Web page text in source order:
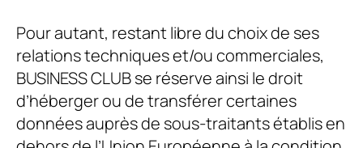
Pour autant, restant libre du choix de ses
relations techniques et/ou commerciales,
BUSINESS CLUBse réserve ainsi le droit
d’héberger ou de transférer certaines
données auprès de sous-traitants établis en